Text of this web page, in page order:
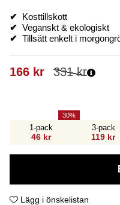
✔
Kosttillskott
✔ Veganskt & ekologiskt
✔ Tillsätt enkelt i
331kr
166 kr
1-pack
46 kr
30
3-pack
119 kr
Lägg i önskelistan